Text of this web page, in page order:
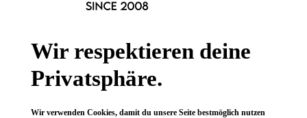
Gesetzliche Informationen
Wissenswertes
FAQ
Wir respektieren deine
Privatsphäre.
Wir verwenden Cookies, damit du unsere Seite bestmöglich nutzen